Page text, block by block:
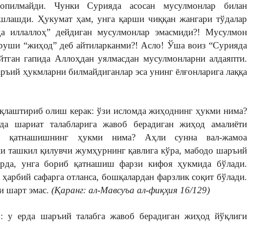
Чунки Сурияда асосан мусулмонлар билан
Ҳукумат ҳам, унга қарши чиққан жангари тўдалар
иллаллоҳ” дейдиган мусулмонлар эмасмиди?! Мусулмон
“жиҳод” деб айтиларканми?! Асло! Ўша воиз “Сурияда
гапида Аллоҳдан уялмасдан мусулмонларни алдаяпти.
ҳукмларни билмайдиганлар эса унинг ёлғонларига лаққа
олиш керак: ўзи исломда жиҳоднинг ҳукми нима?
шариат талабларига жавоб берадиган жиҳод амалиёти
қатнашишнинг ҳукми нима? Аҳли сунна вал-жамоа
ташкил қилувчи жумҳурнинг қавлига кўра, мабодо шаръий
унга бориб қатнашиш фарзи кифоя ҳукмида бўлади.
сафарга отланса, бошқалардан фарзлик соқит бўлади.
шарт эмас. (Қаранг: ал-Мавсуъа ал-фиқҳия 16/129)
у ерда шаръий талабга жавоб берадиган жиҳод йўқлиги